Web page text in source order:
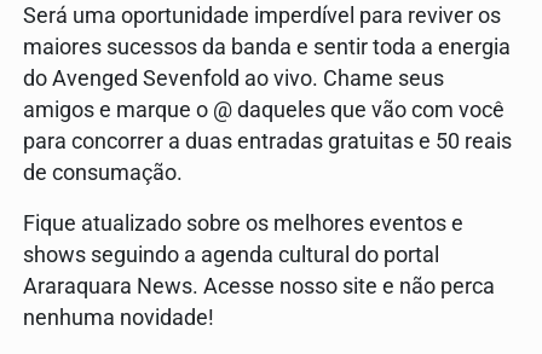
Será uma oportunidade imperdível para reviver os
maiores sucessos da banda e sentir toda a energia
do Avenged Sevenfold ao vivo. Chame seus
amigos e marque o @ daqueles que vão com você
para concorrer a duas entradas gratuitas e 50 reais
de consumação.
Fique atualizado sobre os melhores eventos e
shows seguindo a agenda cultural do portal
Araraquara News. Acesse nosso site e não perca
nenhuma novidade!